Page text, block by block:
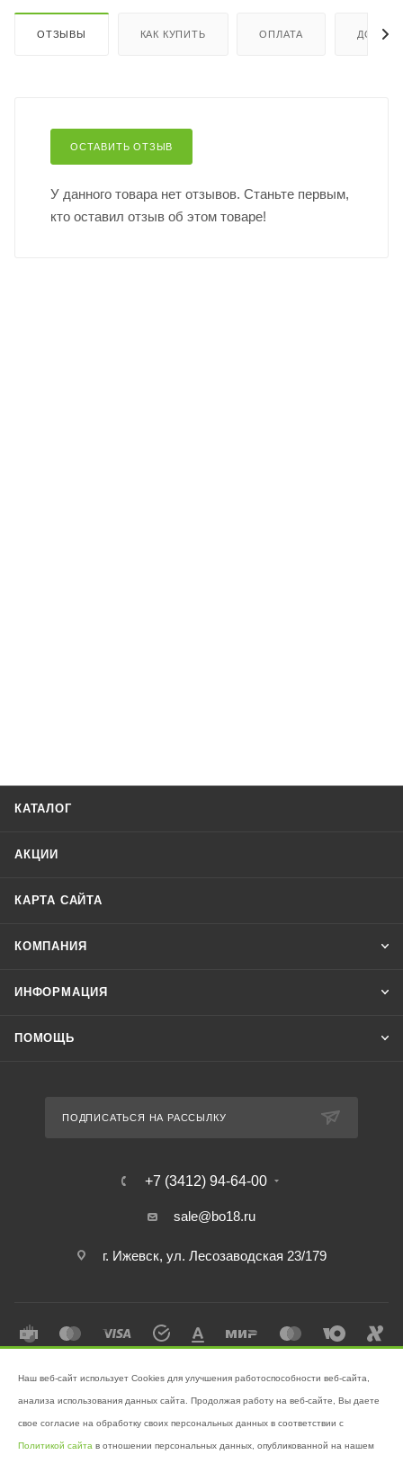
ОТЗЫВЫ КАК КУПИТЬ ОПЛАТА
ОСТАВИТЬ ОТЗЫВ
У данного товара нет отзывов. Станьте первым,
кто оставил отзыв об этом товаре!
КАТАЛОГ
АКЦИИ
КАРТА САЙТА
КОМПАНИЯ
ИНФОРМАЦИЯ
ПОМОЩЬ
ПОДПИСАТЬСЯ НА РАССЫЛКУ
+7 (3412) 94-64-00
sale@bo18.ru
г. Ижевск, ул. Лесозаводская 23/179
поддержании чистоты!
Наш веб-сайт использует Cookies для улучшения работоспособности веб-сайта,
анализа использования данных сайта. Продолжая работу на веб-сайте, Вы даете
свое согласие на обработку своих персональных данных в соответствии с
Политикой сайта в отношении персональных данных, опубликованной на нашем